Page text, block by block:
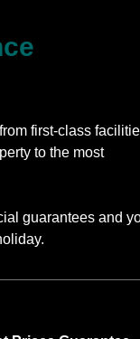
first-class
to the most
guarantees and